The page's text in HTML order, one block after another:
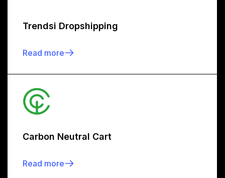
Trendsi Dropshipping
Read more
Carbon Neutral Cart
Read more